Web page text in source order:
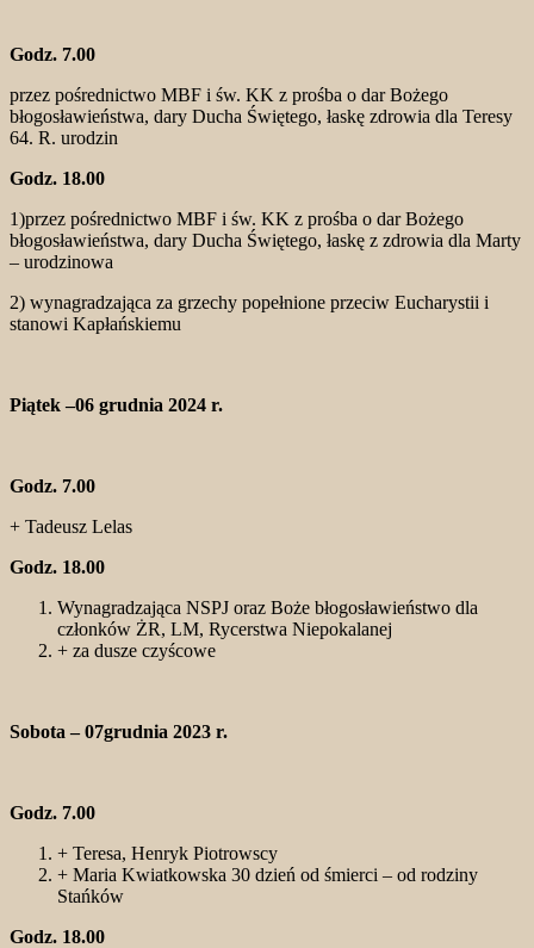
Godz. 7.00
przez pośrednictwo MBF i św. KK z prośba o dar Bożego
błogosławieństwa, dary Ducha Świętego, łaskę zdrowia dla Teresy
64. R. urodzin
Godz. 18.00
1)przez pośrednictwo MBF i św. KK z prośba o dar Bożego
błogosławieństwa, dary Ducha Świętego, łaskę z zdrowia dla Marty
– urodzinowa
2) wynagradzająca za grzechy popełnione przeciw Eucharystii i
stanowi Kapłańskiemu
Piątek –06 grudnia 2024 r.
Godz. 7.00
+ Tadeusz Lelas
Godz. 18.00
Wynagradzająca NSPJ oraz Boże błogosławieństwo dla
członków ŻR, LM, Rycerstwa Niepokalanej
+ za dusze czyścowe
Sobota – 07grudnia 2023 r.
Godz. 7.00
+ Teresa, Henryk Piotrowscy
+ Maria Kwiatkowska 30 dzień od śmierci – od rodziny
Stańków
Godz. 18.00